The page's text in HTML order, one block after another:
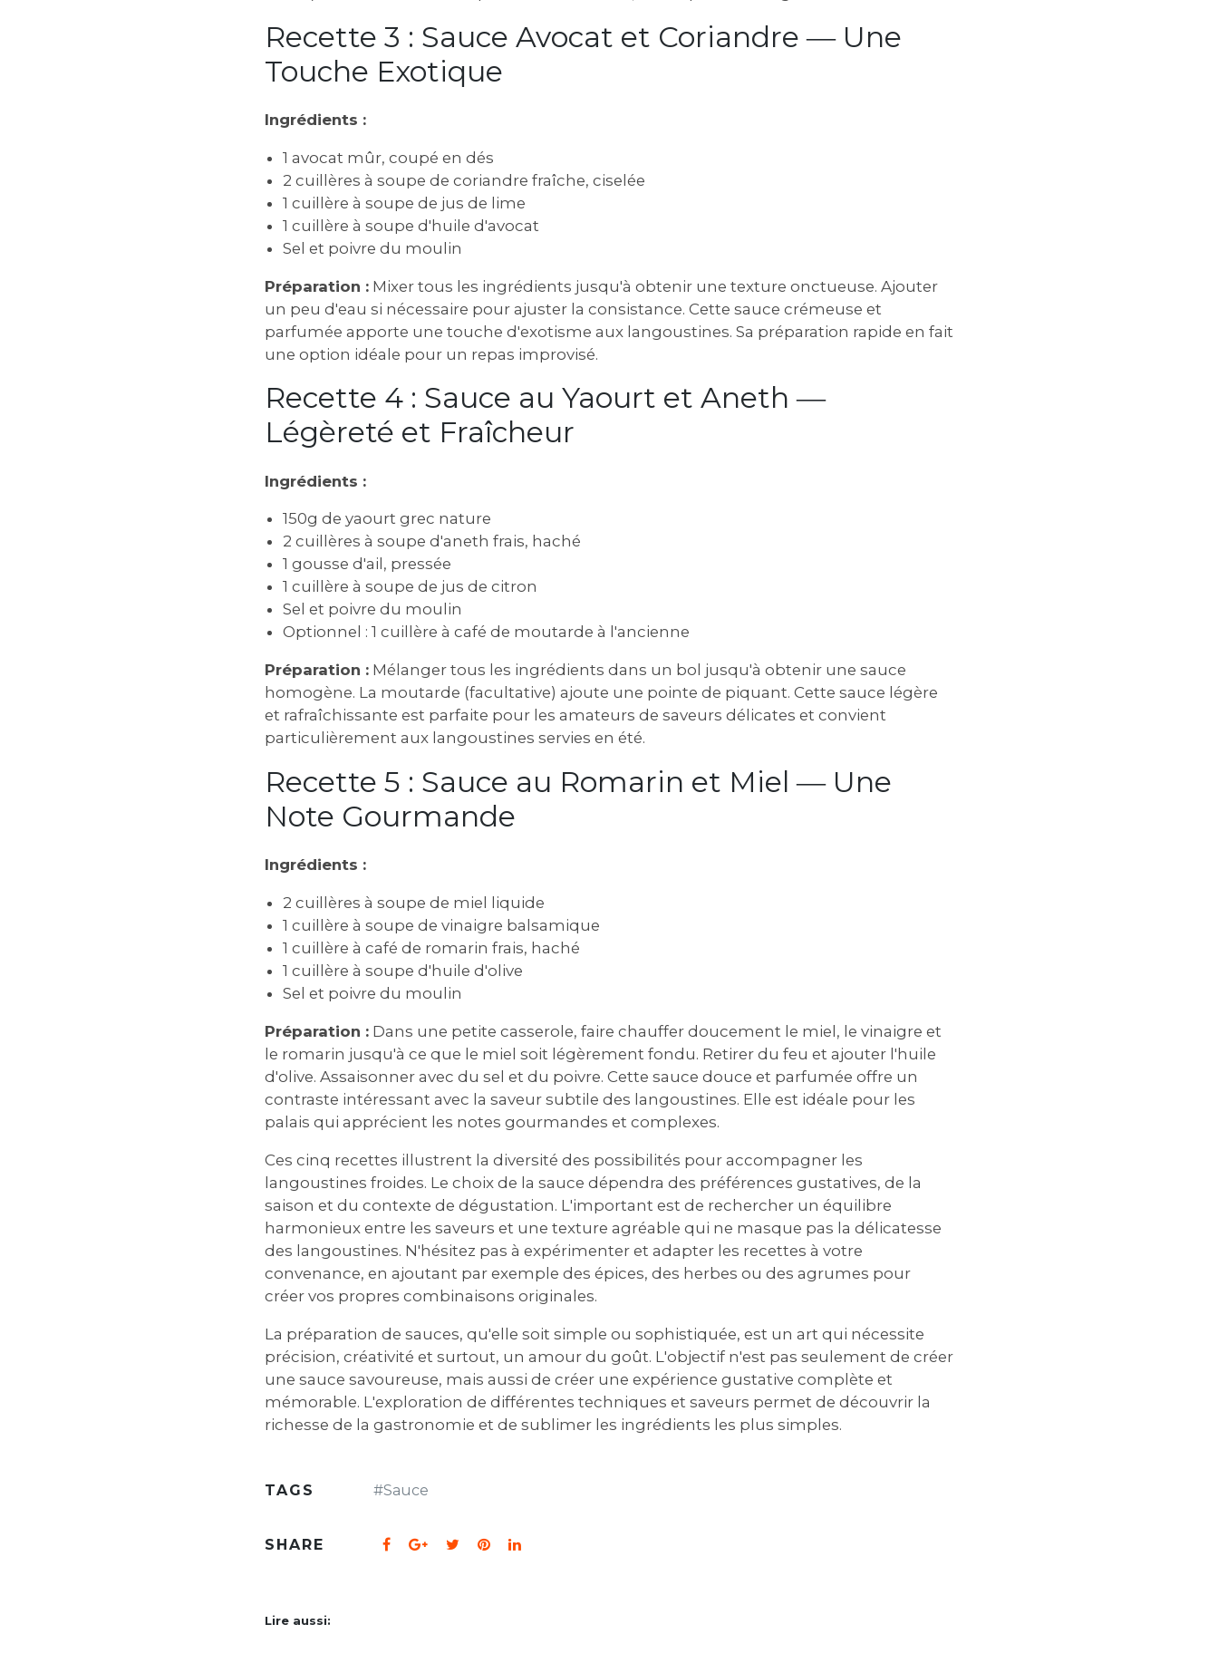
Recette 3 : Sauce Avocat et Coriandre ― Une
Touche Exotique
Ingrédients :
1 avocat mûr, coupé en dés
2 cuillères à soupe de coriandre fraîche, ciselée
1 cuillère à soupe de jus de lime
1 cuillère à soupe d'huile d'avocat
Sel et poivre du moulin
Préparation : Mixer tous les ingrédients jusqu'à obtenir une texture onctueuse. Ajouter
un peu d'eau si nécessaire pour ajuster la consistance. Cette sauce crémeuse et
parfumée apporte une touche d'exotisme aux langoustines. Sa préparation rapide en fait
une option idéale pour un repas improvisé.
Recette 4 : Sauce au Yaourt et Aneth ―
Légèreté et Fraîcheur
Ingrédients :
150g de yaourt grec nature
2 cuillères à soupe d'aneth frais, haché
1 gousse d'ail, pressée
1 cuillère à soupe de jus de citron
Sel et poivre du moulin
Optionnel : 1 cuillère à café de moutarde à l'ancienne
Préparation : Mélanger tous les ingrédients dans un bol jusqu'à obtenir une sauce
homogène. La moutarde (facultative) ajoute une pointe de piquant. Cette sauce légère
et rafraîchissante est parfaite pour les amateurs de saveurs délicates et convient
particulièrement aux langoustines servies en été.
Recette 5 : Sauce au Romarin et Miel ― Une
Note Gourmande
Ingrédients :
2 cuillères à soupe de miel liquide
1 cuillère à soupe de vinaigre balsamique
1 cuillère à café de romarin frais, haché
1 cuillère à soupe d'huile d'olive
Sel et poivre du moulin
Préparation : Dans une petite casserole, faire chauffer doucement le miel, le vinaigre et
le romarin jusqu'à ce que le miel soit légèrement fondu. Retirer du feu et ajouter l'huile
d'olive. Assaisonner avec du sel et du poivre. Cette sauce douce et parfumée offre un
contraste intéressant avec la saveur subtile des langoustines. Elle est idéale pour les
palais qui apprécient les notes gourmandes et complexes.
Ces cinq recettes illustrent la diversité des possibilités pour accompagner les
langoustines froides. Le choix de la sauce dépendra des préférences gustatives, de la
saison et du contexte de dégustation. L'important est de rechercher un équilibre
harmonieux entre les saveurs et une texture agréable qui ne masque pas la délicatesse
des langoustines. N'hésitez pas à expérimenter et adapter les recettes à votre
convenance, en ajoutant par exemple des épices, des herbes ou des agrumes pour
créer vos propres combinaisons originales.
La préparation de sauces, qu'elle soit simple ou sophistiquée, est un art qui nécessite
précision, créativité et surtout, un amour du goût. L'objectif n'est pas seulement de créer
une sauce savoureuse, mais aussi de créer une expérience gustative complète et
mémorable. L'exploration de différentes techniques et saveurs permet de découvrir la
richesse de la gastronomie et de sublimer les ingrédients les plus simples.
TAGS #Sauce
SHARE
Lire aussi: